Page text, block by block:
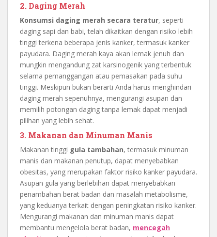
2. Daging Merah
Konsumsi daging merah secara teratur, seperti
daging sapi dan babi, telah dikaitkan dengan risiko lebih
tinggi terkena beberapa jenis kanker, termasuk kanker
payudara. Daging merah kaya akan lemak jenuh dan
mungkin mengandung zat karsinogenik yang terbentuk
selama pemanggangan atau pemasakan pada suhu
tinggi. Meskipun bukan berarti Anda harus menghindari
daging merah sepenuhnya, mengurangi asupan dan
memilih potongan daging tanpa lemak dapat menjadi
pilihan yang lebih sehat.
3. Makanan dan Minuman Manis
Makanan tinggi gula tambahan, termasuk minuman
manis dan makanan penutup, dapat menyebabkan
obesitas, yang merupakan faktor risiko kanker payudara.
Asupan gula yang berlebihan dapat menyebabkan
penambahan berat badan dan masalah metabolisme,
yang keduanya terkait dengan peningkatan risiko kanker.
Mengurangi makanan dan minuman manis dapat
membantu mengelola berat badan, mencegah